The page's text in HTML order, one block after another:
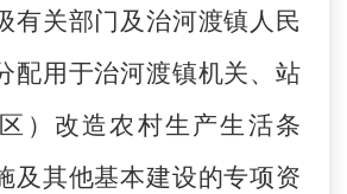
有关部门及治河渡镇人民
配用于治河渡镇机关、站
）改造农村生产生活条
及其他基本建设的专项资